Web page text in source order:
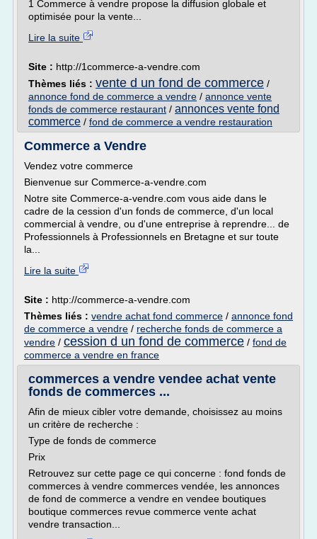
1 Commerce à vendre propose la diffusion globale et
optimisée pour la vente...
Lire la suite
Site : http://1commerce-a-vendre.com
Thèmes liés : vente d un fond de commerce /
annonce fond de commerce a vendre / annonce vente
fonds de commerce restaurant / annonces vente fond
commerce / fond de commerce a vendre restauration
Commerce a Vendre
Vendez votre commerce
Bienvenue sur Commerce-a-vendre.com
Notre site Commerce-a-vendre.com vous aide dans le
cadre de la cession d'un fonds de commerce, d'un local
commercial à vendre, ou d'une entreprise à reprendre... de
Professionnels à Professionnels en Bretagne et sur toute
la...
Lire la suite
Site : http://commerce-a-vendre.com
Thèmes liés : vendre achat fond commerce / annonce fond
de commerce a vendre / recherche fonds de commerce a
vendre / cession d un fond de commerce / fond de
commerce a vendre en france
commerces a vendre vendee achat vente
fonds de commerces ...
Afin de mieux cibler votre demande, choisissez au moins
un critère de recherche :
Type de fonds de commerce
Prix
Retrouvez sur cette page ce qui concerne : fond fonds de
commerces à vendre commerces vendée, les annonces
de fond de commerce a vendre en vendee boutiques
boutique commerces revue commerce vente achat
vendre transaction...